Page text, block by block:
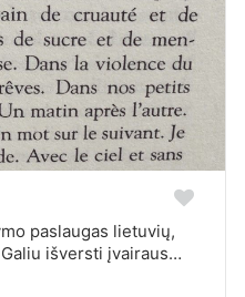
paslaugas lietuvių,
išversti įvairaus
aiškumą ir tikslumą.